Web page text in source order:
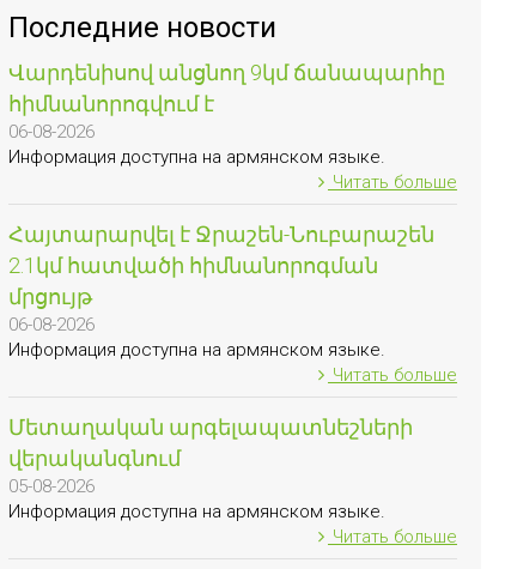
Последние новости
Վարդենիսով անցնող 9կմ ճանապարհը
հիմնանորոգվում է
06-08-2026
Информация доступна на армянском языке.
Читать больше
Հայտարարվել է Ջրաշեն-Նուբարաշեն
2.1կմ հատվածի հիմնանորոգման
մրցույթ
06-08-2026
Информация доступна на армянском языке.
Читать больше
Մետաղական արգելապատնեշների
վերականգնում
05-08-2026
Информация доступна на армянском языке.
Читать больше